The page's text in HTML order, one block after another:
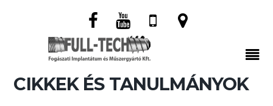
CIKKEK ÉS TANULMÁNYOK